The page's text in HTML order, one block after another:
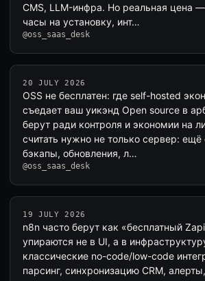
CMS, LLM-инфра. Но реальная цена
часы на установку, инт…
@oss_saas_desk
20 JULY 2026
OSS не бесплатен: где self-hosted
съедает ваш уикэнд Open source в
берут ради контроля и экономии на
считать нужно не только сервер: ещё
бэкапы, обновления, л…
@oss_saas_desk
19 JULY 2026
n8n часто берут как «бесплатный
упираются не в UI, а в
классические no-code/low-code
парсинг, синхронизацию CRM,